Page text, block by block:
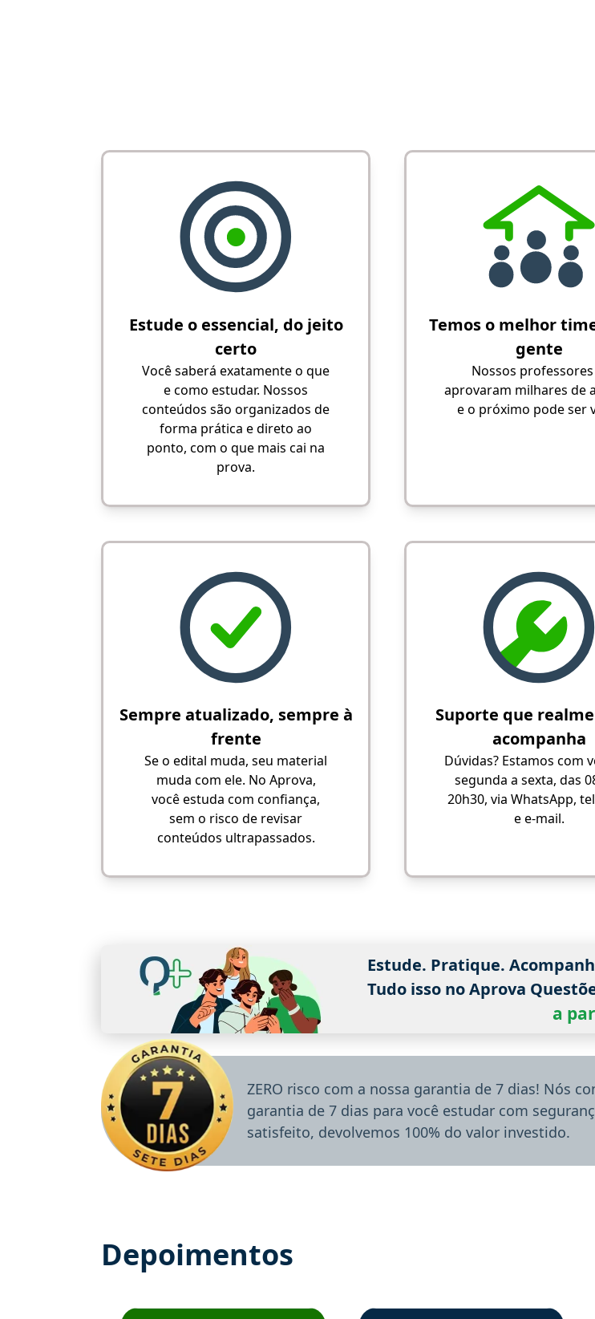
Estude o essencial, do jeito
certo
Você saberá exatamente o que
e como estudar. Nossos
conteúdos são organizados de
forma prática e direto ao
ponto, com o que mais cai na
prova.
Temos o melhor
gente
Nossos
aprovaram milhares de
e o próximo pode ser
Sempre atualizado, sempre à
frente
Se o edital muda, seu material
muda com ele. No Aprova,
você estuda com confiança,
sem o risco de revisar
conteúdos ultrapassados.
Suporte que
acompanha
Dúvidas? Estamos com
segunda a sexta, das
20h30, via WhatsApp,
e e-mail.
Estude. Pratique.
Tudo isso no Aprova
a
ZERO risco com a nossa garantia de 7 dias! Nós
garantia de 7 dias para você estudar com
satisfeito, devolvemos 100% do valor investido.
Depoimentos
Estudante José recomenda o Aprova Concursos em depoimentoEstudante Sergio recomenda o Aprova